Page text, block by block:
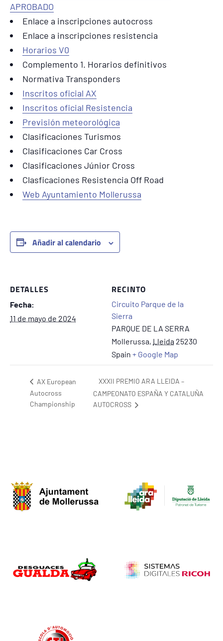
APROBADO
Enlace a inscripciones autocross
Enlace a inscripciones resistencia
Horarios V0
Complemento 1. Horarios definitivos
Normativa Transponders
Inscritos oficial AX
Inscritos oficial Resistencia
Previsión meteorológica
Clasificaciones Turismos
Clasificaciones Car Cross
Clasificaciones Júnior Cross
Clasficaciones Resistencia Off Road
Web Ayuntamiento Mollerussa
Añadir al calendario
DETALLES
Fecha:
11 de mayo de 2024
RECINTO
Circuito Parque de la
Sierra
PARQUE DE LA SERRA
Mollerussa, Lleida 25230
Spain + Google Map
AX European
Autocross
Championship
XXXII PREMIO ARA LLEIDA –
CAMPEONATO ESPAÑA Y CATALUÑA
AUTOCROSS